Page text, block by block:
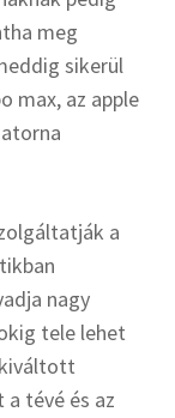
meg
sikerül
max, az apple
a
nagy
tele lehet
tévé és az